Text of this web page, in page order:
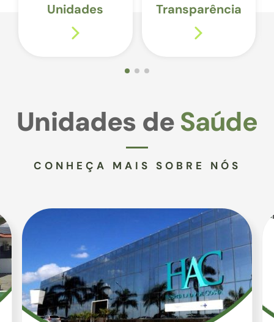
Unidades Transparência
Unidades deSaúde
CONHEÇA MAIS SOBRE NÓS